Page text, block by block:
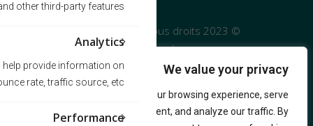
We value your privacy
We use cookies to enhance your browsing experience, serve
personalized ads or content, and analyze our traffic. By
other third-party features.
Analytics
provide information on
rate, traffic source, etc.
Performance
© 2023 Amberdo Café, Tous droits
réservés